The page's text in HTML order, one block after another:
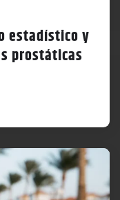
estadístico y
prostáticas